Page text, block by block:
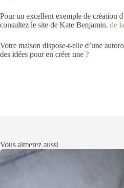
Pour un excellent exemple de création
consultez le site de Kate Benjamin. de
Votre maison dispose-t-elle d’une
des idées pour en créer une ?
Vous aimerez aussi